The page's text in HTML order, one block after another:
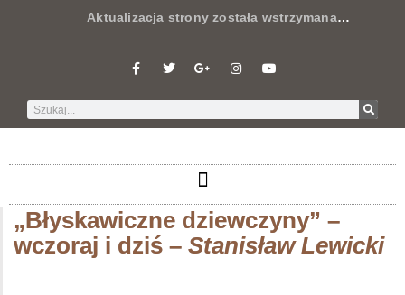
Aktualizacja strony została wstrzymana…
„Błyskawiczne dziewczyny” –
wczoraj i dziś – Stanisław Lewicki